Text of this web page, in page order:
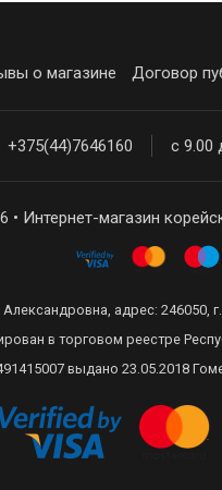
о магазине Договор
+375(44)7646160 с 9.00
• Интернет-магазин
адрес: 246050,
в торговом реестре
выдано 23.05.2018